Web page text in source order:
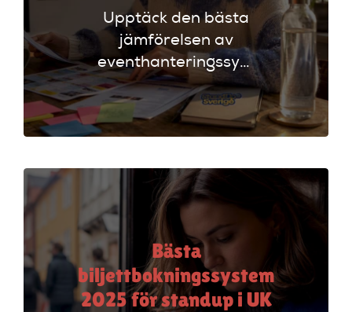
Upptäck den bästa
jämförelsen av
eventhanteringssystem
för standup-
arrangörer. Få
insikter om
evenemangskalender
och biljettlänkar!
Bästa
biljettbokningssystem
2025 för standup i UK